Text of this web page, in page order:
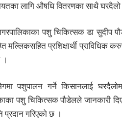
लागि औषधि वितरणका साथै
पशु चिकित्सक डा सुदीप
मल्लिकसहित प्रशिक्षार्थी
।
पशुपालन गर्ने किसानलाई
पशु चिकित्सक पौडेलले जानकारी
प्रदान गरिएको छ ।